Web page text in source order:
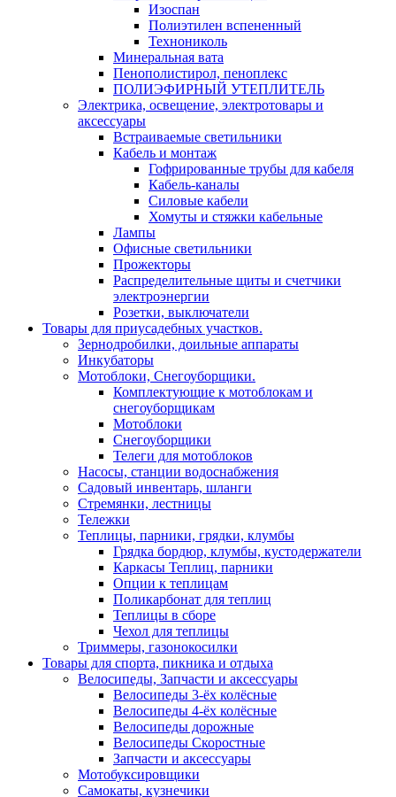
Изоспан
Полиэтилен вспененный
Технониколь
Минеральная вата
Пенополистирол, пеноплекс
ПОЛИЭФИРНЫЙ УТЕПЛИТЕЛЬ
Электрика, освещение, электротовары и
аксессуары
Встраиваемые светильники
Кабель и монтаж
Гофрированные трубы для кабеля
Кабель-каналы
Силовые кабели
Хомуты и стяжки кабельные
Лампы
Офисные светильники
Прожекторы
Распределительные щиты и счетчики
электроэнергии
Розетки, выключатели
Товары для приусадебных участков.
Зернодробилки, доильные аппараты
Инкубаторы
Мотоблоки, Снегоуборщики.
Комплектующие к мотоблокам и
снегоуборщикам
Мотоблоки
Снегоуборщики
Телеги для мотоблоков
Насосы, станции водоснабжения
Садовый инвентарь, шланги
Стремянки, лестницы
Тележки
Теплицы, парники, грядки, клумбы
Грядка бордюр, клумбы, кустодержатели
Каркасы Теплиц, парники
Опции к теплицам
Поликарбонат для теплиц
Теплицы в сборе
Чехол для теплицы
Триммеры, газонокосилки
Товары для спорта, пикника и отдыха
Велосипеды, Запчасти и аксессуары
Велосипеды 3-ёх колёсные
Велосипеды 4-ёх колёсные
Велосипеды дорожные
Велосипеды Скоростные
Запчасти и аксессуары
Мотобуксировщики
Самокаты, кузнечики